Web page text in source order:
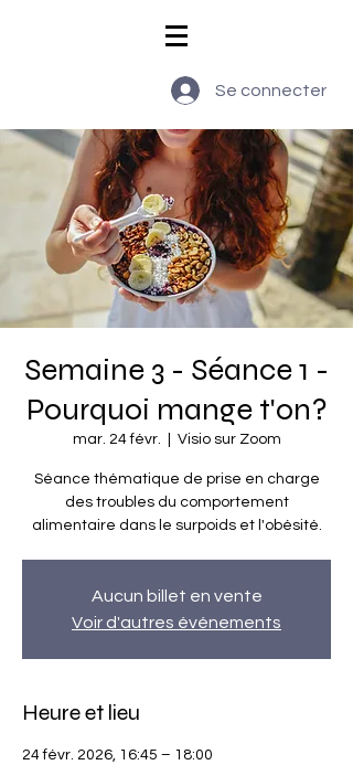
Se connecter
Semaine 3 - Séance 1 -
Pourquoi mange t'on?
mar. 24 févr. Visio sur Zoom
Séance thématique de prise en charge
des troubles du comportement
alimentaire dans le surpoids et l'obésité.
Aucun billet en vente
Voir d'autres événements
Heure et lieu
24 févr. 2026, 16:45 – 18:00